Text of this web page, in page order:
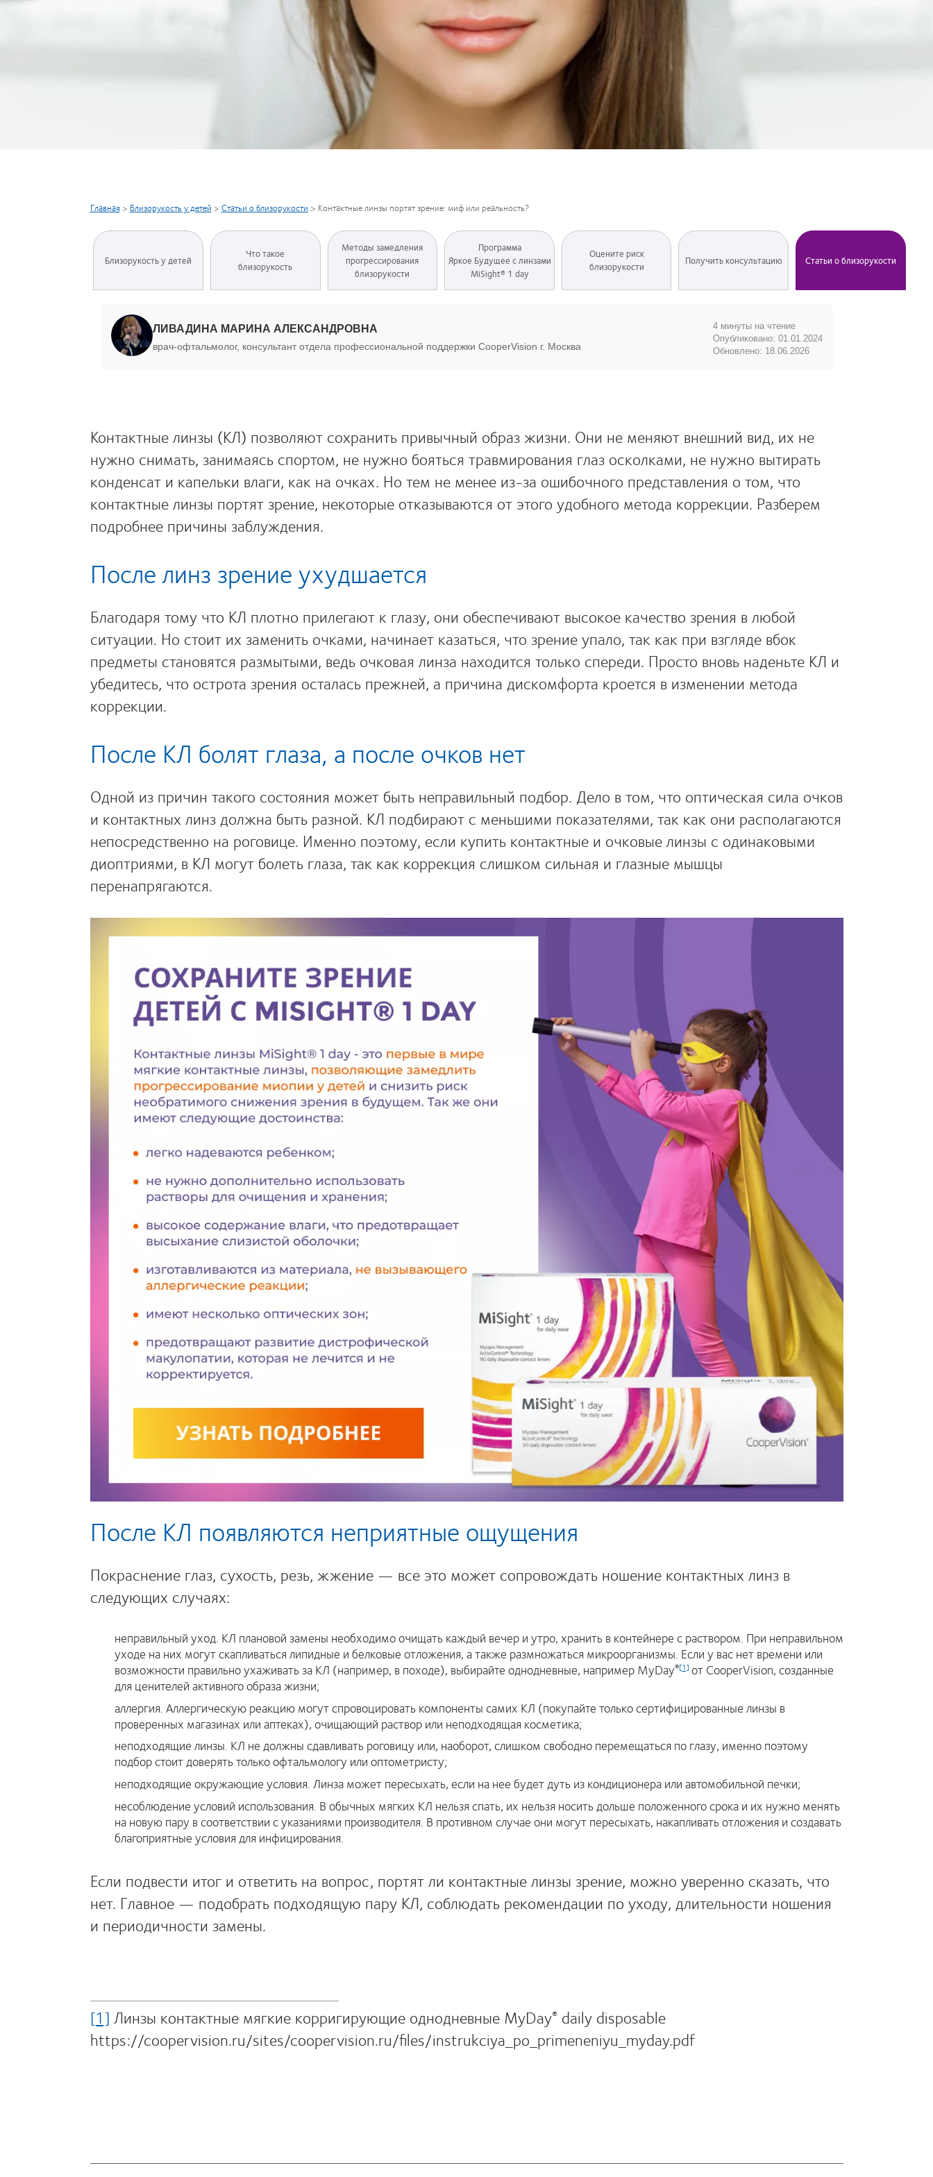
Главная > Близорукость у детей > Статьи о близорукости > Контактные линзы портят зрение: миф или реальность?
Близорукость у детей
Что такое
близорукость
Методы замедления
прогрессирования
близорукости
Программа
Яркое Будущее с линзами
MiSight® 1 day
Оцените риск
близорукости
Получить консультацию Статьи о близорукости
ЛИВАДИНА МАРИНА АЛЕКСАНДРОВНА
врач-офтальмолог, консультант отдела профессиональной поддержки СooperVision г. Москва
4 минуты на чтение
Опубликовано: 01.01.2024
Обновлено: 18.06.2026
Контактные линзы (КЛ) позволяют сохранить привычный образ жизни. Они не меняют внешний вид, их не
нужно снимать, занимаясь спортом, не нужно бояться травмирования глаз осколками, не нужно вытирать
конденсат и капельки влаги, как на очках. Но тем не менее из-за ошибочного представления о том, что
контактные линзы портят зрение, некоторые отказываются от этого удобного метода коррекции. Разберем
подробнее причины заблуждения.
После линз зрение ухудшается
Благодаря тому что КЛ плотно прилегают к глазу, они обеспечивают высокое качество зрения в любой
ситуации. Но стоит их заменить очками, начинает казаться, что зрение упало, так как при взгляде вбок
предметы становятся размытыми, ведь очковая линза находится только спереди. Просто вновь наденьте КЛ и
убедитесь, что острота зрения осталась прежней, а причина дискомфорта кроется в изменении метода
коррекции.
После КЛ болят глаза, а после очков нет
Одной из причин такого состояния может быть неправильный подбор. Дело в том, что оптическая сила очков
и контактных линз должна быть разной. КЛ подбирают с меньшими показателями, так как они располагаются
непосредственно на роговице. Именно поэтому, если купить контактные и очковые линзы с одинаковыми
диоптриями, в КЛ могут болеть глаза, так как коррекция слишком сильная и глазные мышцы
перенапрягаются.
После КЛ появляются неприятные ощущения
Покраснение глаз, сухость, резь, жжение — все это может сопровождать ношение контактных линз в
следующих случаях:
неправильный уход. КЛ плановой замены необходимо очищать каждый вечер и утро, хранить в контейнере с раствором. При неправильном
уходе на них могут скапливаться липидные и белковые отложения, а также размножаться микроорганизмы. Если у вас нет времени или
возможности правильно ухаживать за КЛ (например, в походе), выбирайте однодневные, например MyDay®[1] от CooperVision, созданные
для ценителей активного образа жизни;
аллергия. Аллергическую реакцию могут спровоцировать компоненты самих КЛ (покупайте только сертифицированные линзы в
проверенных магазинах или аптеках), очищающий раствор или неподходящая косметика;
неподходящие линзы. КЛ не должны сдавливать роговицу или, наоборот, слишком свободно перемещаться по глазу, именно поэтому
подбор стоит доверять только офтальмологу или оптометристу;
неподходящие окружающие условия. Линза может пересыхать, если на нее будет дуть из кондиционера или автомобильной печки;
несоблюдение условий использования. В обычных мягких КЛ нельзя спать, их нельзя носить дольше положенного срока и их нужно менять
на новую пару в соответствии с указаниями производителя. В противном случае они могут пересыхать, накапливать отложения и создавать
благоприятные условия для инфицирования.
Если подвести итог и ответить на вопрос, портят ли контактные линзы зрение, можно уверенно сказать, что
нет. Главное — подобрать подходящую пару КЛ, соблюдать рекомендации по уходу, длительности ношения
и периодичности замены.
[1] Линзы контактные мягкие корригирующие однодневные MyDay®daily disposable
https://coopervision.ru/sites/coopervision.ru/files/instrukciya_po_primeneniyu_myday.pdf